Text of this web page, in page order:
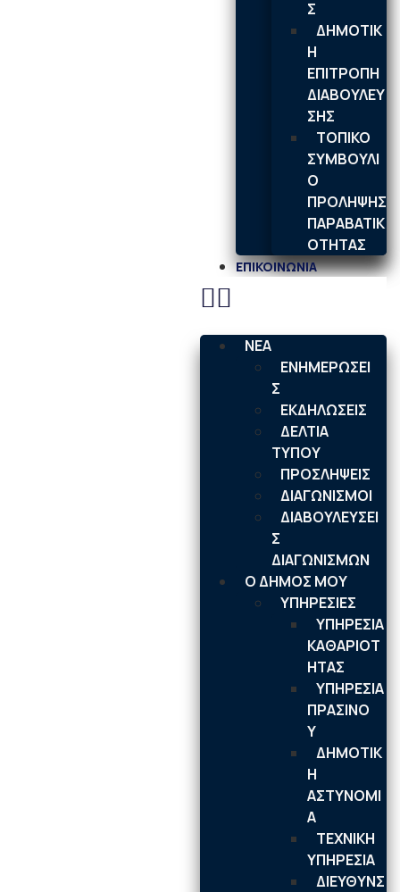
Σ
ΔΗΜΟΤΙΚ
Η
ΕΠΙΤΡΟΠΗ
ΔΙΑΒΟΥΛΕΥ
ΣΗΣ
ΤΟΠΙΚΟ
ΣΥΜΒΟΥΛΙ
Ο
ΠΡΟΛΗΨΗΣ
ΠΑΡΑΒΑΤΙΚ
ΟΤΗΤΑΣ
ΕΠΙΚΟΙΝΩΝΙΑ
ΝΕΑ
ΕΝΗΜΕΡΩΣΕΙ
Σ
ΕΚΔΗΛΩΣΕΙΣ
ΔΕΛΤΙΑ
ΤΥΠΟΥ
ΠΡΟΣΛΗΨΕΙΣ
ΔΙΑΓΩΝΙΣΜΟΙ
ΔΙΑΒΟΥΛΕΥΣΕΙ
Σ
ΔΙΑΓΩΝΙΣΜΩΝ
Ο ΔΗΜΟΣ ΜΟΥ
ΥΠΗΡΕΣΙΕΣ
ΥΠΗΡΕΣΙΑ
ΚΑΘΑΡΙΟΤ
ΗΤΑΣ
ΥΠΗΡΕΣΙΑ
ΠΡΑΣΙΝΟ
Υ
ΔΗΜΟΤΙΚ
Η
ΑΣΤΥΝΟΜΙ
Α
ΤΕΧΝΙΚΗ
ΥΠΗΡΕΣΙΑ
ΔΙΕΥΘΥΝΣ